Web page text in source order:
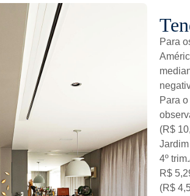
Para
Para
(R$
4º
R$
(R$